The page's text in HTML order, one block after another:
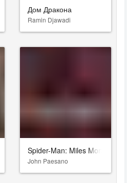
Дом Дракона
Ramin Djawadi
Spider-Man: Miles Morales
John Paesano